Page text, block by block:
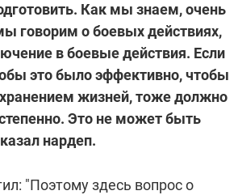
Как мы знаем, очень
говорим о боевых действиях,
в боевые действия. Если
это было эффективно, чтобы
жизней, тоже должно
Это не может быть
нардеп.
"Поэтому здесь вопрос о